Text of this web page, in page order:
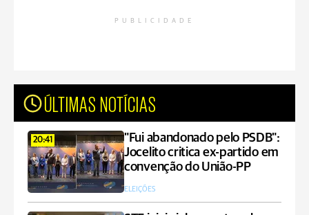
PUBLICIDADE
ÚLTIMAS NOTÍCIAS
20:41
"Fui abandonado pelo PSDB":
Jocelito critica ex-partido em
convenção do União-PP
ELEIÇÕES